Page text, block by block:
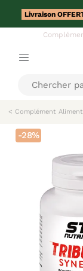
Livraison
< Complément
-28%